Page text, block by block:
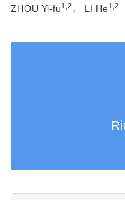
ZHOU Yi-fu1,2， LI He1,2